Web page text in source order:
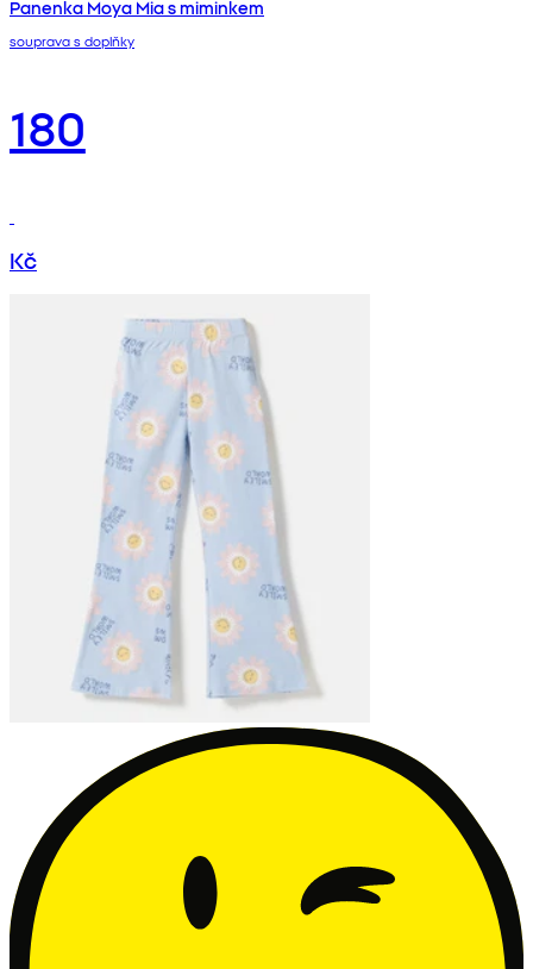
Panenka Moya Mia s miminkem
souprava s doplňky
180
Kč